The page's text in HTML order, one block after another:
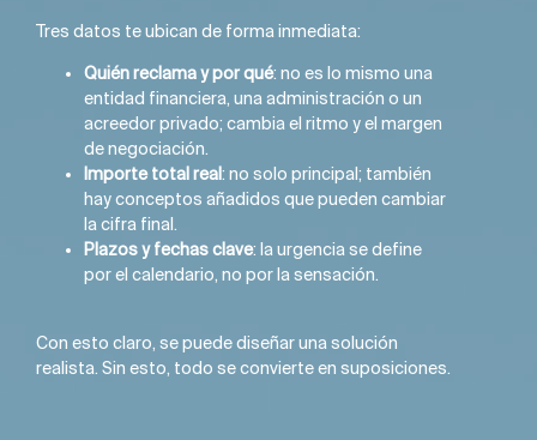
Tres datos te ubican de forma inmediata:
Quién reclama y por qué: no es lo mismo una
entidad financiera, una administración o un
acreedor privado; cambia el ritmo y el margen
de negociación.
Importe total real: no solo principal; también
hay conceptos añadidos que pueden cambiar
la cifra final.
Plazos y fechas clave: la urgencia se define
por el calendario, no por la sensación.
Con esto claro, se puede diseñar una solución
realista. Sin esto, todo se convierte en suposiciones.